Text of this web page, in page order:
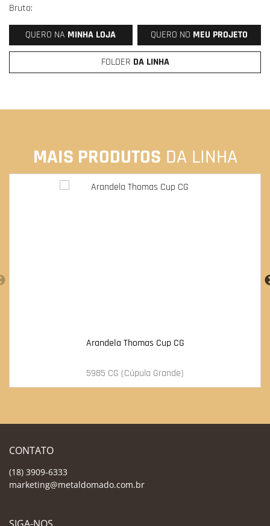
Bruto:
QUERO NA MINHA LOJA QUERO NO MEU PROJETO
FOLDER DA LINHA
MAIS PRODUTOS DA LINHA
Arandela Thomas Cup CG
5985 CG (Cúpula Grande)
CONTATO
(18) 3909-6333
marketing@metaldomado.com.br